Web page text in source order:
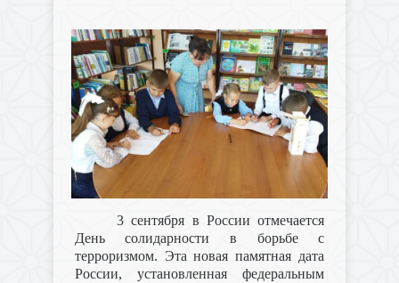
3 сентября в России отмечается
День солидарности в борьбе с
терроризмом. Эта новая памятная дата
России, установленная федеральным